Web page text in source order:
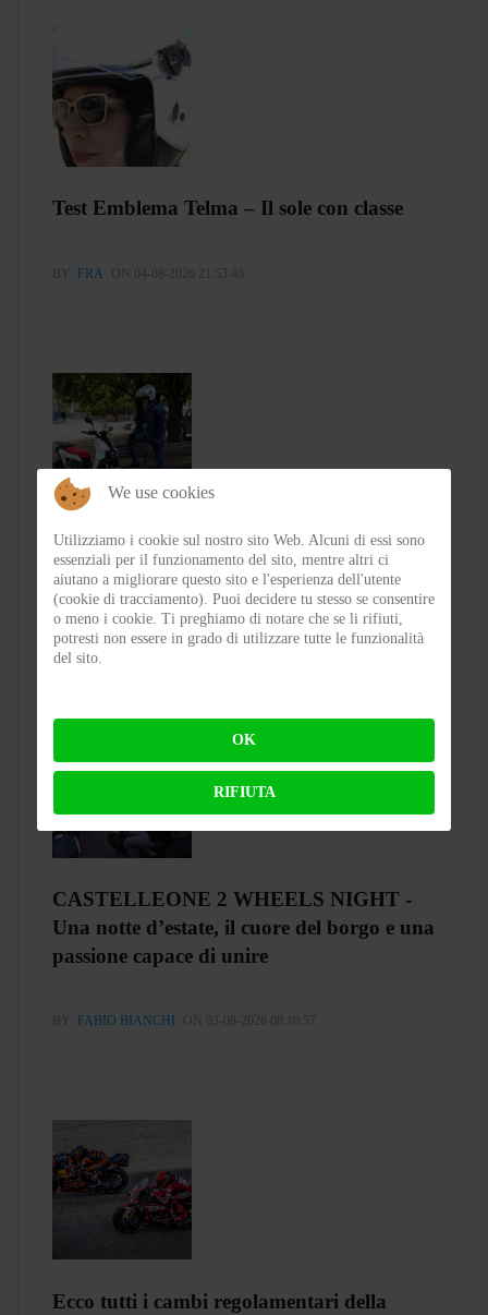
Test Emblema Telma – Il sole con classe
BY FRA ON 04-08-2026 21:53:46
Test Silence S02 – Stile silenzioso
BY FLAP ON 03-08-2026 23:00:27
CASTELLEONE 2 WHEELS NIGHT -
Una notte d’estate, il cuore del borgo e una
passione capace di unire
BY FABIO BIANCHI ON 03-08-2026 08:10:57
Ecco tutti i cambi regolamentari della
We use cookies
Utilizziamo i cookie sul nostro sito Web. Alcuni di essi sono
essenziali per il funzionamento del sito, mentre altri ci
aiutano a migliorare questo sito e l'esperienza dell'utente
(cookie di tracciamento). Puoi decidere tu stesso se consentire
o meno i cookie. Ti preghiamo di notare che se li rifiuti,
potresti non essere in grado di utilizzare tutte le funzionalità
del sito.
OK
RIFIUTA